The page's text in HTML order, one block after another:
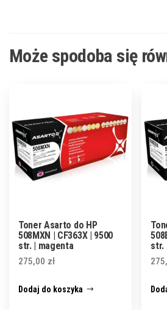
Może spodoba się
Toner Asarto do HP
508MXN | CF363X | 9500
str. | magenta
275,00 zł
Dodaj do koszyka
str.